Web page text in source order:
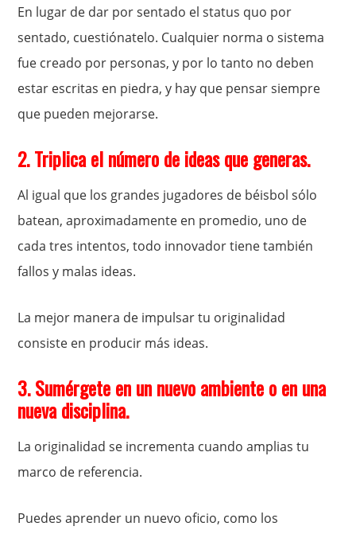
En lugar de dar por sentado el status quo por
sentado, cuestiónatelo. Cualquier norma o sistema
fue creado por personas, y por lo tanto no deben
estar escritas en piedra, y hay que pensar siempre
que pueden mejorarse.
2. Triplica el número de ideas que generas.
Al igual que los grandes jugadores de béisbol sólo
batean, aproximadamente en promedio, uno de
cada tres intentos, todo innovador tiene también
fallos y malas ideas.
La mejor manera de impulsar tu originalidad
consiste en producir más ideas.
3. Sumérgete en un nuevo ambiente o en una
nueva disciplina.
La originalidad se incrementa cuando amplias tu
marco de referencia.
Puedes aprender un nuevo oficio, como los